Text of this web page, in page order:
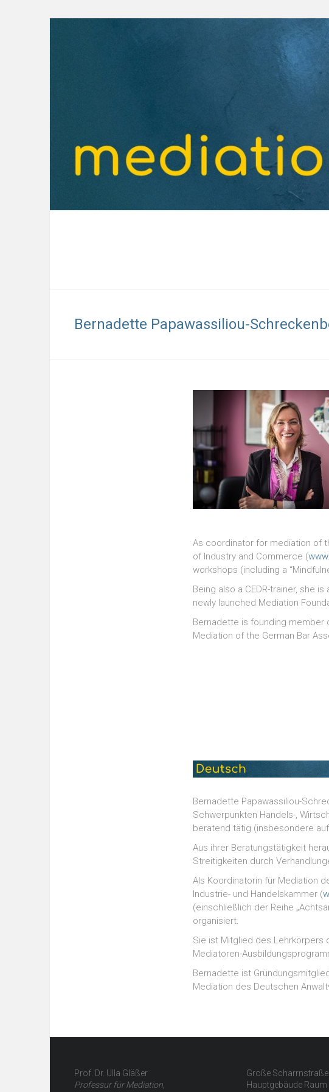
Bernadette Papawassiliou-
As coordinator for mediation of
of Industry and Commerce (
workshops (including a
Being also a CEDR-trainer, she
newly launched Mediation
Bernadette is founding member
Mediation of the German Bar
Bernadette Papawassiliou-
Schwerpunkten Handels-,
beratend tätig (insbesondere
Aus ihrer Beratungstätigkeit
Streitigkeiten durch
Als Koordinatorin für Mediation
Industrie- und Handelskammer (
(einschließlich der Reihe
organisiert.
Sie ist Mitglied des Lehrkörpers
Mediatoren-
Bernadette ist
Mediation des Deutschen
Prof. Dr. Ulla Gläßer
Professur für Mediation,
Große Scharrnstraße
Hauptgebäude